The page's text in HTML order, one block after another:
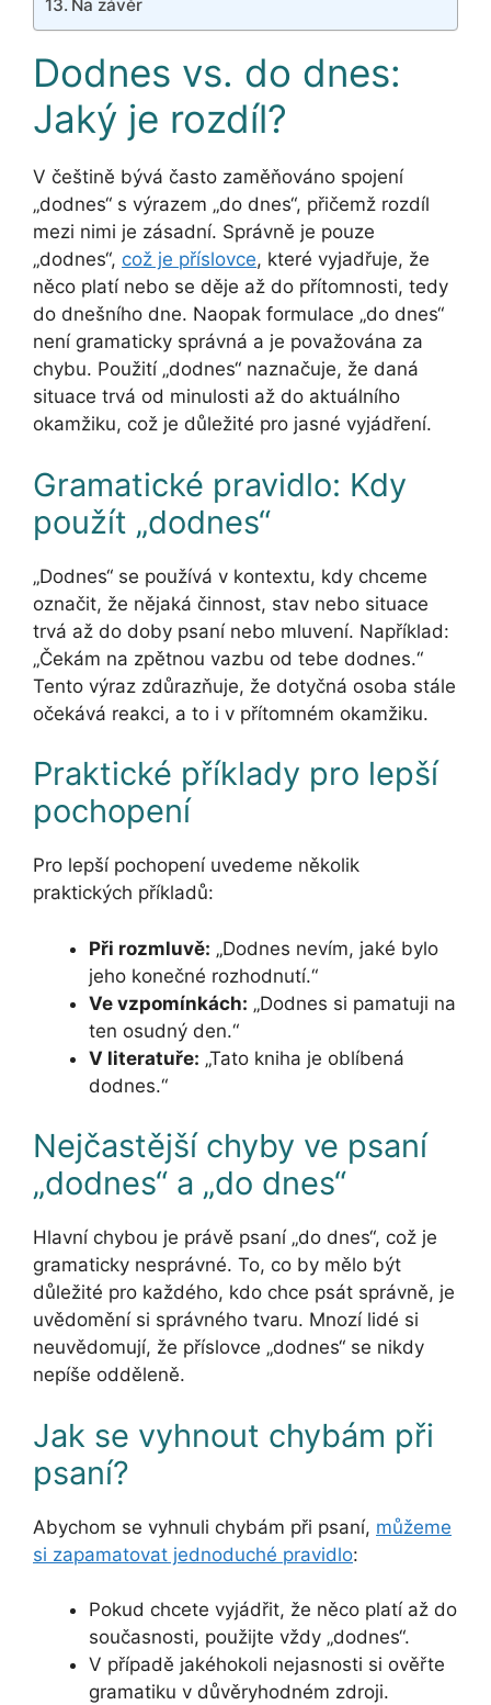
Na závěr
Dodnes vs. do dnes:
Jaký je rozdíl?
V češtině bývá často zaměňováno spojení
„dodnes“ s výrazem „do dnes“, přičemž rozdíl
mezi nimi je zásadní. Správně je pouze
„dodnes“, což je příslovce, které vyjadřuje, že
něco platí nebo se děje až do přítomnosti, tedy
do dnešního dne. Naopak formulace „do dnes“
není gramaticky správná a je považována za
chybu. Použití „dodnes“ naznačuje, že daná
situace trvá od minulosti až do aktuálního
okamžiku, což je důležité pro jasné vyjádření.
Gramatické pravidlo: Kdy
použít „dodnes“
„Dodnes“ se používá v kontextu, kdy chceme
označit, že nějaká činnost, stav nebo situace
trvá až do doby psaní nebo mluvení. Například:
„Čekám na zpětnou vazbu od tebe dodnes.“
Tento výraz zdůrazňuje, že dotyčná osoba stále
očekává reakci, a to i v přítomném okamžiku.
Praktické příklady pro lepší
pochopení
Pro lepší pochopení uvedeme několik
praktických příkladů:
Při rozmluvě: „Dodnes nevím, jaké bylo
jeho konečné rozhodnutí.“
Ve vzpomínkách: „Dodnes si pamatuji na
ten osudný den.“
V literatuře: „Tato kniha je oblíbená
dodnes.“
Nejčastější chyby ve psaní
„dodnes“ a „do dnes“
Hlavní chybou je právě psaní „do dnes“, což je
gramaticky nesprávné. To, co by mělo být
důležité pro každého, kdo chce psát správně, je
uvědomění si správného tvaru. Mnozí lidé si
neuvědomují, že příslovce „dodnes“ se nikdy
nepíše odděleně.
Jak se vyhnout chybám při
psaní?
Abychom se vyhnuli chybám při psaní, můžeme
si zapamatovat jednoduché pravidlo:
Pokud chcete vyjádřit, že něco platí až do
současnosti, použijte vždy „dodnes“.
V případě jakéhokoli nejasnosti si ověřte
gramatiku v důvěryhodném zdroji.